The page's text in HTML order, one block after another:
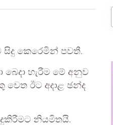
සිදු කෙරෙමින් පවතී.
බෙදා හැරීම මේ අනුව
වෙත ඊට අදාළ ඡන්ද
නියමිතයි.